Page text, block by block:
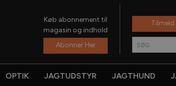
Køb abonnement til
magasin og indhold
Abonner Her
Tilmeld
SØG
OPTIK JAGTUDSTYR JAGTHUND